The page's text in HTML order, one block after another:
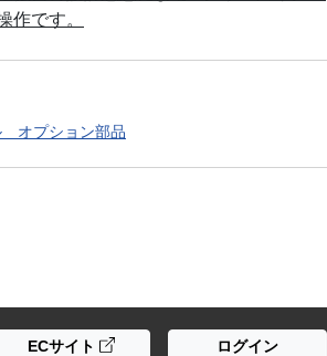
作です。
オプション部品
ECサイト ログイン